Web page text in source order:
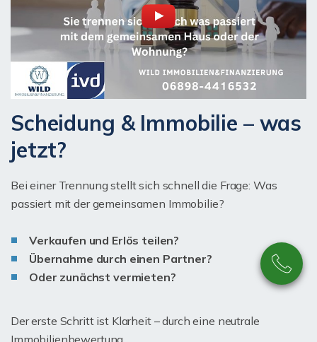
Scheidung & Immobilie – was
jetzt?
Bei einer Trennung stellt sich schnell die Frage: Was
passiert mit der gemeinsamen Immobilie?
Verkaufen und Erlös teilen?
Übernahme durch einen Partner?
Oder zunächst vermieten?
Der erste Schritt ist Klarheit – durch eine neutrale